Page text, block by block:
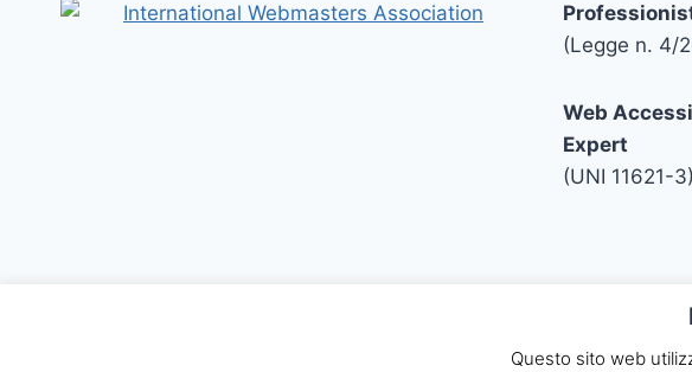
(Legge n. 4/
Web
Expert
(UNI 11621-3)
Dal 2002, finché ci sarà il sito i contenuti
Questo sito web